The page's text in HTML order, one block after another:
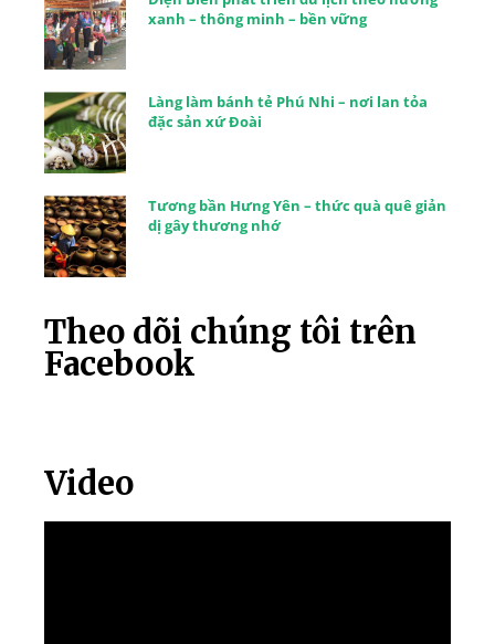
xanh – thông minh – bền vững
Làng làm bánh tẻ Phú Nhi – nơi lan tỏa
đặc sản xứ Đoài
Tương bần Hưng Yên – thức quà quê giản
dị gây thương nhớ
Theo dõi chúng tôi trên
Facebook
Video